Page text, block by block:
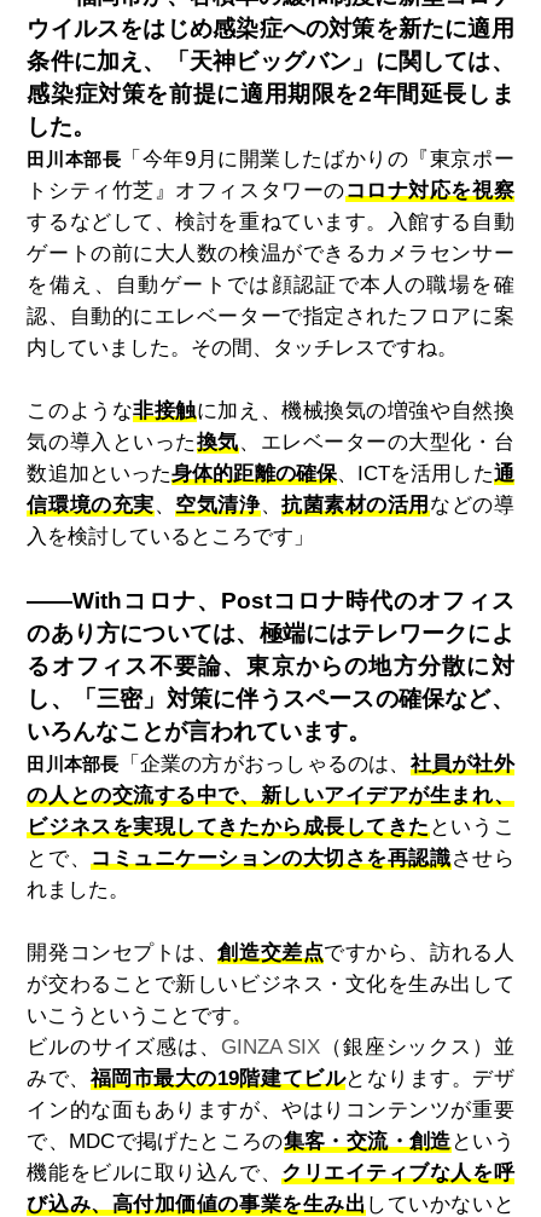
ウイルスをはじめ感染症への対策を新たに適用
条件に加え、「天神ビッグバン」に関しては、
感染症対策を前提に適用期限を2年間延長しま
した。
田川本部長 「今年9月に開業したばかりの『東京ポー
トシティ竹芝』オフィスタワーのコロナ対応を視察
するなどして、検討を重ねています。入館する自動
ゲートの前に大人数の検温ができるカメラセンサー
を備え、自動ゲートでは顔認証で本人の職場を確
認、自動的にエレベーターで指定されたフロアに案
内していました。その間、タッチレスですね。
このような非接触に加え、機械換気の増強や自然換
気の導入といった換気、エレベーターの大型化・台
数追加といった身体的距離の確保、ICTを活用した通
信環境の充実、 空気清浄、抗菌素材の活用 などの導
入を検討しているところです」
――Withコロナ、Postコロナ時代のオフィス
のあり方については、極端にはテレワークによ
るオフィス不要論、東京からの地方分散に対
し、「三密」対策に伴うスペースの確保など、
いろんなことが言われています。
田川本部長 「企業の方がおっしゃるのは、 社員が社外
の人との交流する中で、新しいアイデアが生まれ、
ビジネスを実現してきたから成長してきた というこ
とで、
コミュニケーションの大切さを再認識させら
れました。
開発コンセプトは、創造交差点ですから、訪れる人
が交わることで新しいビジネス・文化を生み出して
いこうということです。
ビルのサイズ感は、 GINZA SIX （銀座シックス）並
みで、福岡市最大の19階建てビルとなります。デザ
イン的な面もありますが、やはりコンテンツが重要
で、MDCで掲げたところの集客・交流・創造 という
機能をビルに取り込んで、 クリエイティブな人を呼
び込み、高付加価値の事業を生み出 していかないと